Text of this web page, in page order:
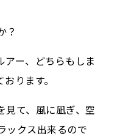
？
アー、どちらもしま
ります。
見て、風に凪ぎ、空
ックス出来るので